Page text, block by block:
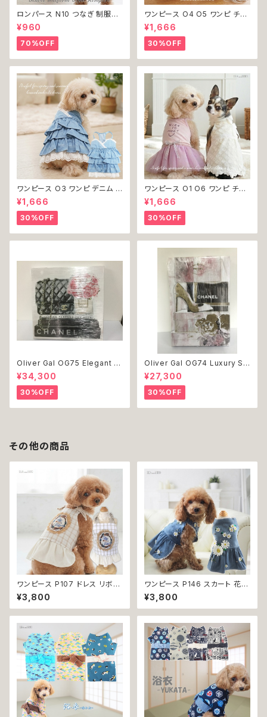
ロンパース N10 つなぎ 制服風
チェック柄 グレー 灰色 コスチュ
ーム コスプレ ドッグウェア dog
犬 猫 ペット 服 犬服 洋服 オシ
ャレ かわいい 小型犬 返品交換
不可
¥960
70%OFF
ワンピース O4 O5 ワンピ チェ
ック プリーツ レース 女の子 犬
犬服 小型 猫 服 洋服 ペット do
g ドッグウェア おしゃれ かわい
い 返品交換不可
¥1,666
30%OFF
ワンピース O3 ワンピ デニム プ
リーツ レース 女の子 犬 犬服
小型 猫 服 洋服 ペット dog ド
ッグウェア おしゃれ かわいい 返
品交換不可
¥1,666
30%OFF
ワンピース O1 O6 ワンピ チュ
ール レース 花 フラワー 女の子
犬 犬服 小型 猫 服 洋服 ペット
dog ドッグウェア おしゃれ かわ
いい 返品交換不可
¥1,666
30%OFF
Oliver Gal OG75 Elegant E
ssentials Paris 絵 アート イ
ンテリア お祝い 贈り物 プレゼ
ント 結婚 新築 開店 周年 バー
スデイ 誕生日 ご褒美
¥34,300
30%OFF
Oliver Gal OG74 Luxury St
acked Shoes Rose Giftbo
x 絵 アート インテリア お祝い
贈り物 プレゼント 結婚 新築 開
店 周年 バースデイ 誕生日 ご褒
美
¥27,300
30%OFF
その他の商品
ワンピース P107 ドレス リボン
チェック ハンドメイド ナチュラル
ドッグウェア ドッグウエア dog
犬 猫 ペット 服 犬の服 猫の服
無料 返品交換不可
¥3,800
ワンピース P146 スカート 花
ジャンスカ ドッグウエア ドック
ウェア 犬 猫 犬の服 猫の服 do
g ペット 服 小型犬 かわいい お
返品交換不可
¥3,800